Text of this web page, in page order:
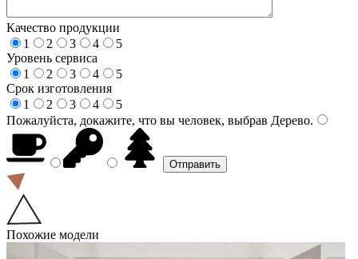
Качество продукции
1
2 3 4
5
Уровень сервиса
1
2 3 4
5
Срок изготовления
1
2 3 4
5
Пожалуйста, докажите, что вы человек, выбрав Дерево.
Похожие модели